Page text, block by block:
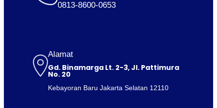
0813-8600-0653
Alamat
Gd. Binamarga Lt. 2-3, Jl. Pattimura
No. 20
Kebayoran Baru Jakarta Selatan 12110